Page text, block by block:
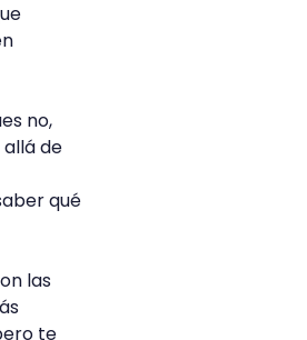
no,
de
qué
las
te